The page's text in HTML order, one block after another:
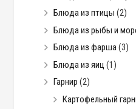
Блюда из птицы (2)
Блюда из рыбы и
Блюда из фарша(3)
Блюда из яиц (1)
Гарнир (2)
Картофельный